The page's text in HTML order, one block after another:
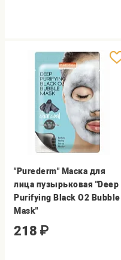
"Purederm" Маска для
лица пузырьковая "Deep
Purifying Black O2 Bubble
Mask"
218 ₽